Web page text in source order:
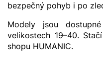
bezpečný pohyb i po
Modely jsou
velikostech 19–⁠40.
shopu HUMANIC.